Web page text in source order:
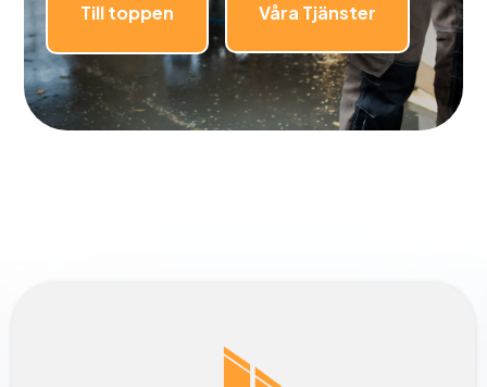
Till toppen Våra Tjänster